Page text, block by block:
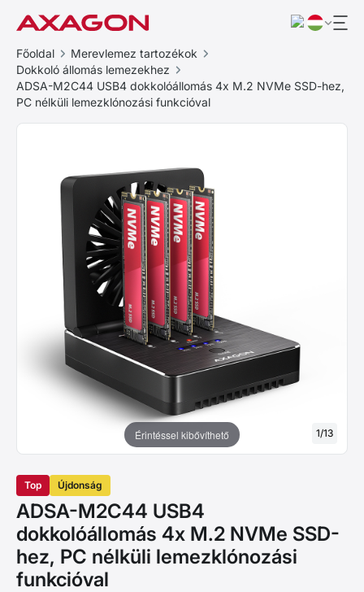
Főoldal
Merevlemez tartozékok
Dokkoló állomás lemezekhez
ADSA-M2C44 USB4 dokkolóállomás 4x M.2 NVMe SSD-hez,
PC nélküli lemezklónozási funkcióval
Érintéssel kibővíthető 1/13
Top Újdonság
ADSA-M2C44 USB4
dokkolóállomás 4x M.2 NVMe SSD-
hez, PC nélküli lemezklónozási
funkcióval